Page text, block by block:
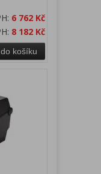
6 762 Kč
8 182 Kč
košíku